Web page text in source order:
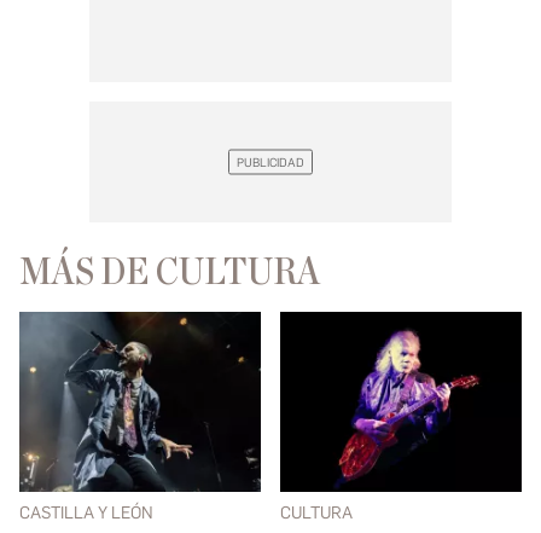
MÁS DE CULTURA
CASTILLA Y LEÓN CULTURA